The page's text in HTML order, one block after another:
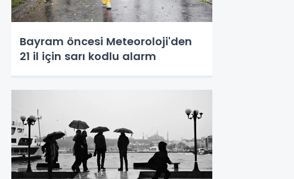
Bayram öncesi Meteoroloji'den
21 il için sarı kodlu alarm